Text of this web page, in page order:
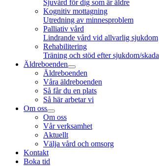
Sjuvård för dig som är äldre
Kognitiv mottagning
Utredning av minnesproblem
Palliativ vård
Lindrande vård vid allvarlig sjukdom
Rehabilitering
Träning och stöd efter sjukdom/skada
Äldreboenden
Äldreboenden
Våra äldreboenden
Så får du en plats
Så här arbetar vi
Om oss
Om oss
Vår verksamhet
Aktuellt
Välja vård och omsorg
Kontakt
Boka tid